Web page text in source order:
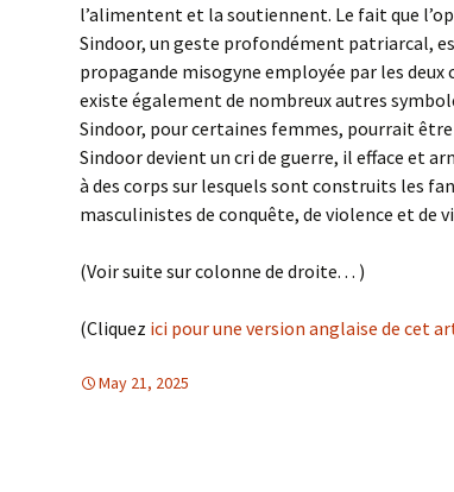
l’alimentent et la soutiennent. Le fait que
Sindoor, un geste profondément patriarcal,
propagande misogyne employée par les deux
existe également de nombreux autres
Sindoor, pour certaines femmes, pourrait être
Sindoor devient un cri de guerre, il efface et
à des corps sur lesquels sont construits les
masculinistes de conquête, de violence et de
(Voir suite sur colonne de droite. . . )
(Cliquez ici pour une version anglaise de cet
May 21, 2025